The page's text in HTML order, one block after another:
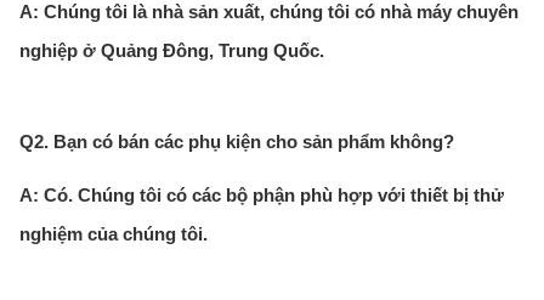
A: Chúng tôi là nhà sản xuất, chúng tôi có nhà máy chuyên
nghiệp ở Quảng Đông, Trung Quốc.
Q2. Bạn có bán các phụ kiện cho sản phẩm không?
A: Có. Chúng tôi có các bộ phận phù hợp với thiết bị thử
nghiệm của chúng tôi.